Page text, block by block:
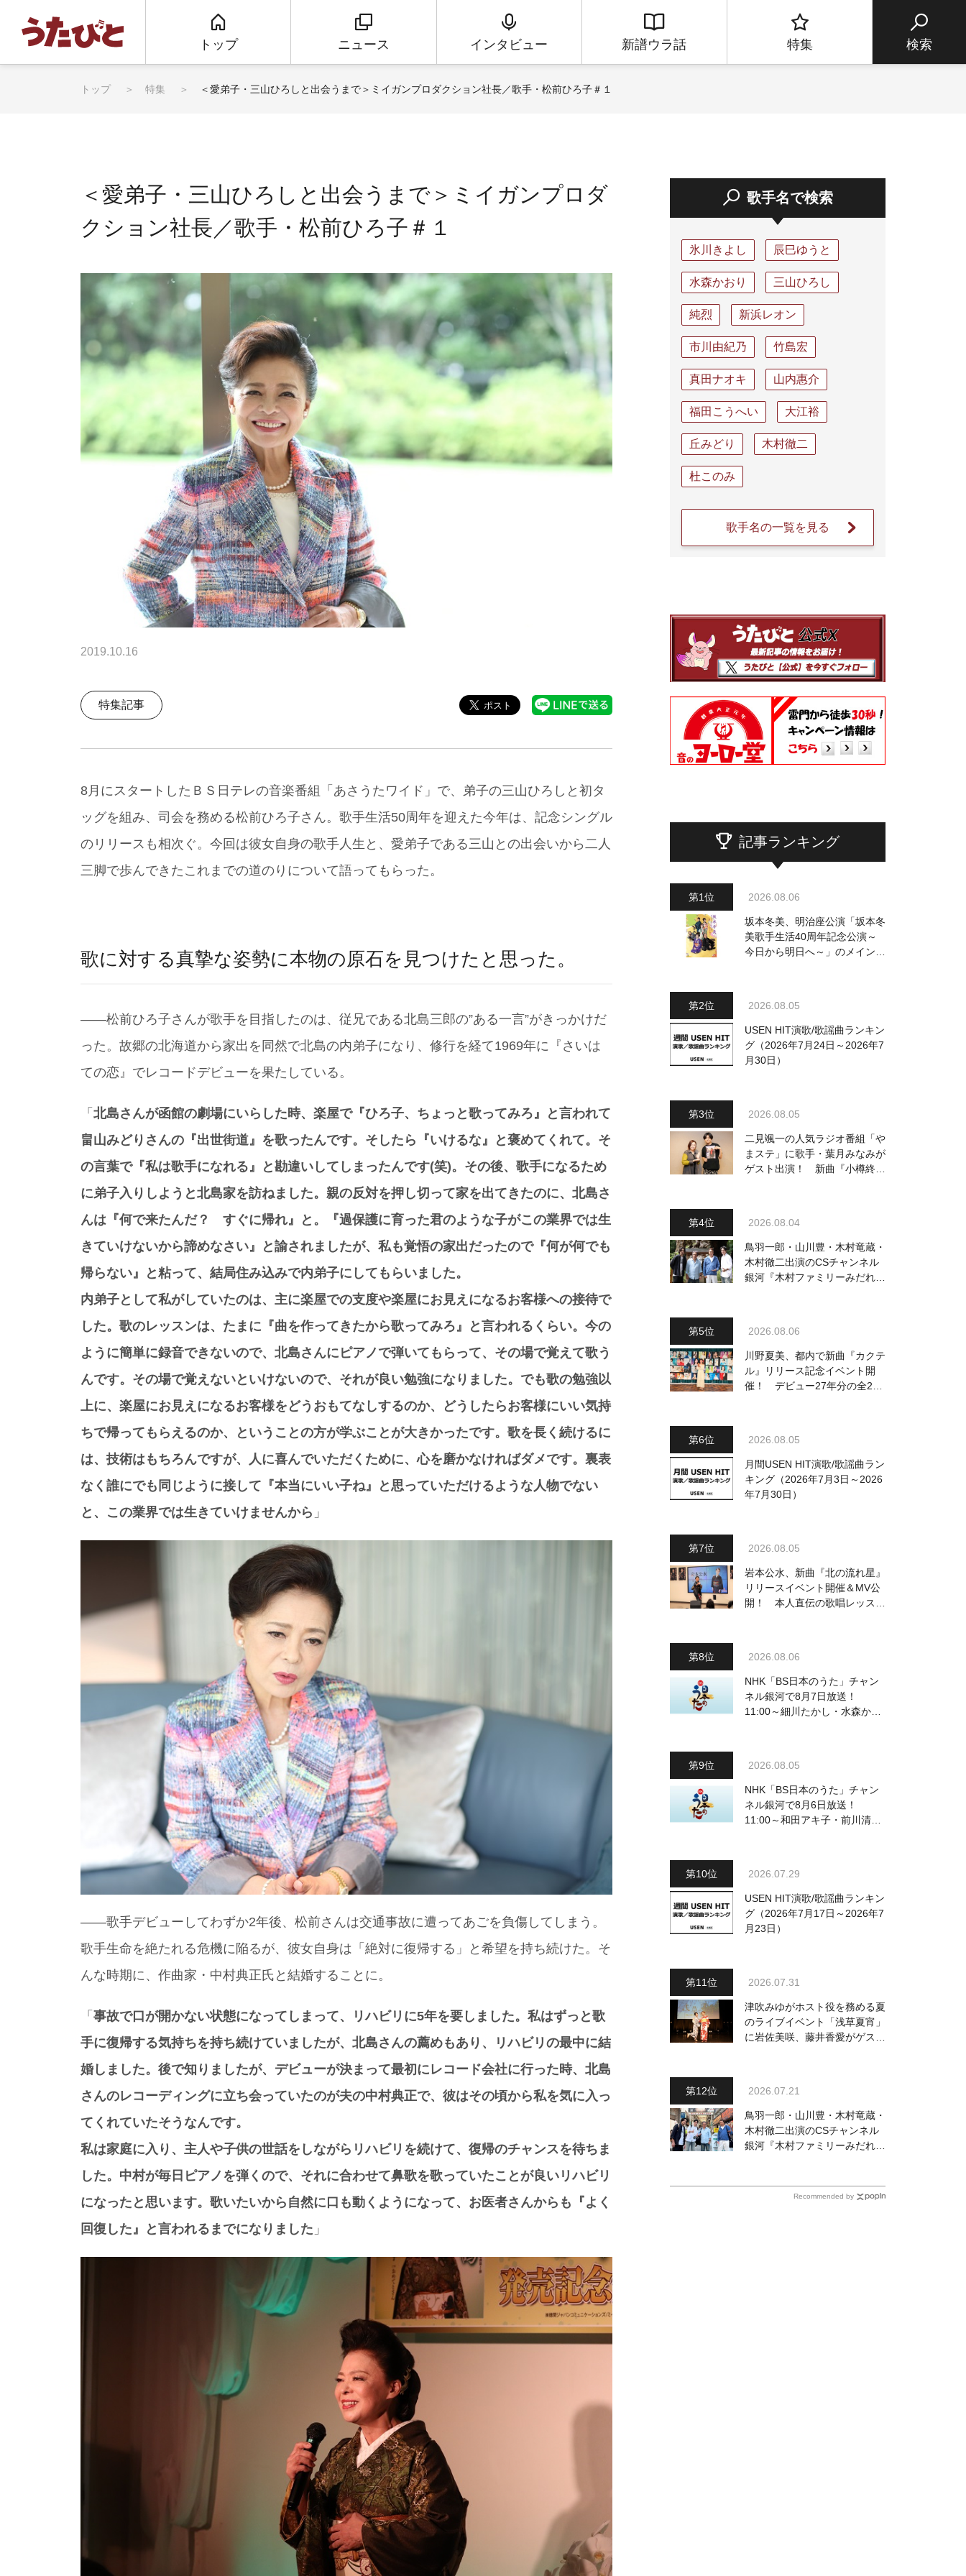
トップ ニュース インタビュー 新譜ウラ話 特集 検索
トップ 特集 ＜愛弟子・三山ひろしと出会うまで＞ミイガンプロダクション社長／歌手・松前ひろ子＃１
＜愛弟子・三山ひろしと出会うまで＞ミイガンプロダ
クション社長／歌手・松前ひろ子＃１
2019.10.16
特集記事
8月にスタートしたＢＳ日テレの音楽番組「あさうたワイド」で、弟子の三山ひろしと初タ
ッグを組み、司会を務める松前ひろ子さん。歌手生活50周年を迎えた今年は、記念シングル
のリリースも相次ぐ。今回は彼女自身の歌手人生と、愛弟子である三山との出会いから二人
三脚で歩んできたこれまでの道のりについて語ってもらった。
歌に対する真摯な姿勢に本物の原石を見つけたと思った。
――松前ひろ子さんが歌手を目指したのは、従兄である北島三郎の”ある一言”がきっかけだ
った。故郷の北海道から家出を同然で北島の内弟子になり、修行を経て1969年に『さいは
ての恋』でレコードデビューを果たしている。
「 北島さんが函館の劇場にいらした時、楽屋で『ひろ子、ちょっと歌ってみろ』と言われて
畠山みどりさんの『出世街道』を歌ったんです。そしたら『いけるな』と褒めてくれて。そ
の言葉で『私は歌手になれる』と勘違いしてしまったんです(笑)。その後、歌手になるため
に弟子入りしようと北島家を訪ねました。親の反対を押し切って家を出てきたのに、北島さ
んは『何で来たんだ？ すぐに帰れ』と。『過保護に育った君のような子がこの業界では生
きていけないから諦めなさい』と諭されましたが、私も覚悟の家出だったので『何が何でも
帰らない』と粘って、結局住み込みで内弟子にしてもらいました。
内弟子として私がしていたのは、主に楽屋での支度や楽屋にお見えになるお客様への接待で
した。歌のレッスンは、たまに『曲を作ってきたから歌ってみろ』と言われるくらい。今の
ように簡単に録音できないので、北島さんにピアノで弾いてもらって、その場で覚えて歌う
んです。その場で覚えないといけないので、それが良い勉強になりました。でも歌の勉強以
上に、楽屋にお見えになるお客様をどうおもてなしするのか、どうしたらお客様にいい気持
ちで帰ってもらえるのか、ということの方が学ぶことが大きかったです。歌を長く続けるに
は、技術はもちろんですが、人に喜んでいただくために、心を磨かなければダメです。裏表
なく誰にでも同じように接して『本当にいい子ね』と思っていただけるような人物でない
と、この業界では生きていけませんから 」
――歌手デビューしてわずか2年後、松前さんは交通事故に遭ってあごを負傷してしまう。
歌手生命を絶たれる危機に陥るが、彼女自身は「絶対に復帰する」と希望を持ち続けた。そ
んな時期に、作曲家・中村典正氏と結婚することに。
「 事故で口が開かない状態になってしまって、リハビリに5年を要しました。私はずっと歌
手に復帰する気持ちを持ち続けていましたが、北島さんの薦めもあり、リハビリの最中に結
婚しました。後で知りましたが、デビューが決まって最初にレコード会社に行った時、北島
さんのレコーディングに立ち会っていたのが夫の中村典正で、彼はその頃から私を気に入っ
てくれていたそうなんです。
私は家庭に入り、主人や子供の世話をしながらリハビリを続けて、復帰のチャンスを待ちま
した。中村が毎日ピアノを弾くので、それに合わせて鼻歌を歌っていたことが良いリハビリ
になったと思います。歌いたいから自然に口も動くようになって、お医者さんからも『よく
回復した』と言われるまでになりました 」
歌手名で検索
氷川きよし 辰巳ゆうと
水森かおり 三山ひろし
純烈 新浜レオン
市川由紀乃 竹島宏
真田ナオキ 山内惠介
福田こうへい 大江裕
丘みどり 木村徹二
杜このみ
歌手名の一覧を見る
記事ランキング
2026.08.06
坂本冬美、明治座公演「坂本冬
美歌手生活40周年記念公演～
今日から明日へ～」のメインビ
2026.08.05
USEN HIT演歌/歌謡曲ランキン
グ（2026年7月24日～2026年7
月30日）
2026.08.05
二見颯一の人気ラジオ番組「や
まステ」に歌手・葉月みなみが
ゲスト出演！ 新曲『小樽終着
2026.08.04
鳥羽一郎・山川豊・木村竜蔵・
木村徹二出演のCSチャンネル
銀河『木村ファミリーみだれ旅
2026.08.06
川野夏美、都内で新曲『カクテ
ル』リリース記念イベント開
催！ デビュー27年分の全280
2026.08.05
月間USEN HIT演歌/歌謡曲ラン
キング（2026年7月3日～2026
年7月30日）
2026.08.05
岩本公水、新曲『北の流れ星』
リリースイベント開催＆MV公
開！ 本人直伝の歌唱レッスン
2026.08.06
NHK「BS日本のうた」チャン
ネル銀河で8月7日放送！
11:00～細川たかし・水森かお
2026.08.05
NHK「BS日本のうた」チャン
ネル銀河で8月6日放送！
11:00～和田アキ子・前川清
2026.07.29
USEN HIT演歌/歌謡曲ランキン
グ（2026年7月17日～2026年7
月23日）
2026.07.31
津吹みゆがホスト役を務める夏
のライブイベント「浅草夏宵」
に岩佐美咲、藤井香愛がゲスト
2026.07.21
鳥羽一郎・山川豊・木村竜蔵・
木村徹二出演のCSチャンネル
銀河『木村ファミリーみだれ旅
Recommended by